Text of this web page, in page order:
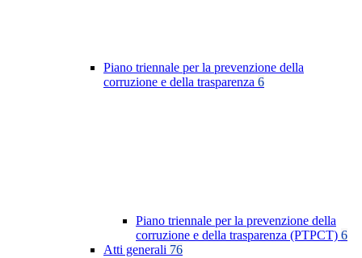
Piano triennale per la prevenzione della
corruzione e della trasparenza 6
Piano triennale per la prevenzione della
corruzione e della trasparenza (PTPCT) 6
Atti generali 76